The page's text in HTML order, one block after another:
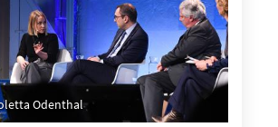
Odenthal